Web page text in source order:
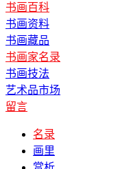
书画百科
书画资料
书画藏品
书画家名录
书画技法
艺术品市场
留言
名录
画里